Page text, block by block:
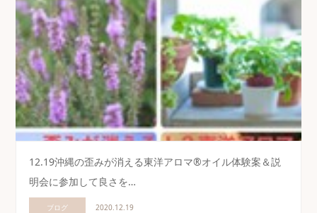
12.19沖縄の歪みが消える東洋アロマ®オイル体験案＆説
明会に参加して良さを…
ブログ 2020.12.19